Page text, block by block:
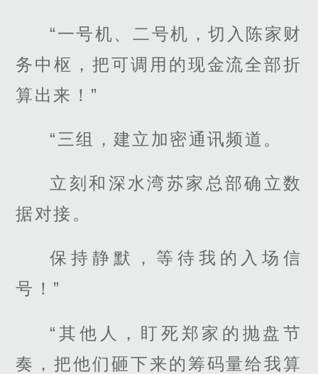
“一号机、二号机，切入陈家财
务中枢，把可调用的现金流全部折
算出来！”
“三组，建立加密通讯频道。
立刻和深水湾苏家总部确立数
据对接。
保持静默，等待我的入场信
号！”
“其他人，盯死郑家的抛盘节
奏，把他们砸下来的筹码量给我算